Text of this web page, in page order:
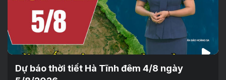
Dự báo thời tiết Hà Tĩnh đêm 4/8 ngày